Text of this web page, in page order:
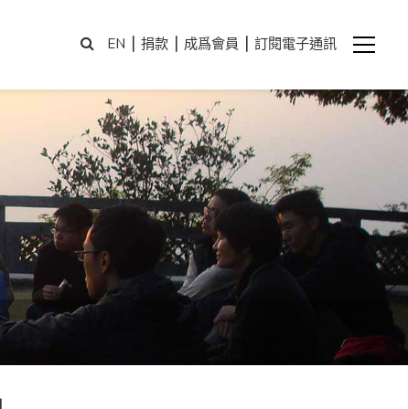
EN | 捐款 | 成爲會員 | 訂閱電子通訊